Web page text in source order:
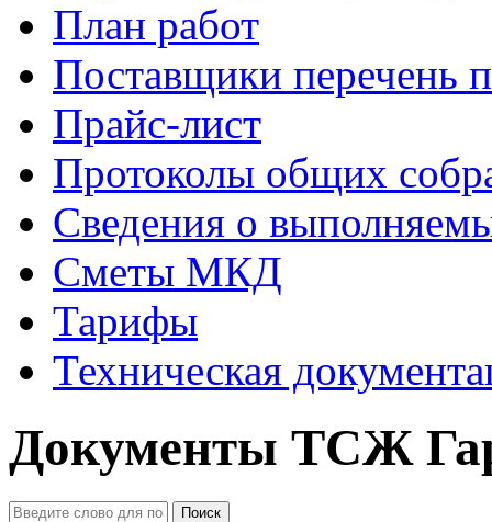
План работ
Поставщики перечень
Прайс-лист
Протоколы общих
Сведения о
Сметы МКД
Тарифы
Техническая
Документы ТСЖ
Поиск